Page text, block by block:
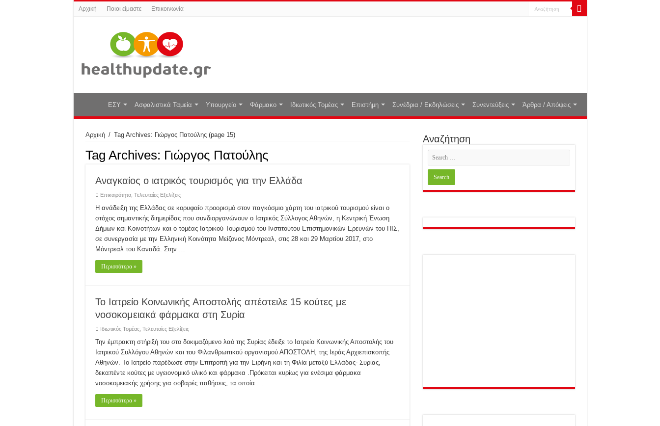
Αρχική Ποιοι είμαστε Επικοινωνία
ΕΣΥ Ασφαλιστικά Ταμεία Υπουργείο Φάρμακο Ιδιωτικός Τομέας Επιστήμη Συνέδρια / Εκδηλώσεις Συνεντεύξεις Άρθρα / Απόψεις
Αρχική / Tag Archives: Γιώργος Πατούλης(page 15)
Tag Archives: Γιώργος Πατούλης
Αναγκαίος ο ιατρικός τουρισμός για την Ελλάδα
Επικαιρότητα, Τελευταίες Εξελίξεις
Η ανάδειξη της Ελλάδας σε κορυφαίο προορισμό στον παγκόσμιο χάρτη του ιατρικού τουρισμού είναι ο
στόχος σημαντικής διημερίδας που συνδιοργανώνουν ο Ιατρικός Σύλλογος Αθηνών, η Κεντρική Ένωση
Δήμων και Κοινοτήτων και ο τομέας Ιατρικού Τουρισμού του Ινστιτούτου Επιστημονικών Ερευνών του ΠΙΣ,
σε συνεργασία με την Ελληνική Κοινότητα Μείζονος Μόντρεαλ, στις 28 και 29 Μαρτίου 2017, στο
Μόντρεαλ του Καναδά. Στην …
Περισσότερα »
Το Ιατρείο Κοινωνικής Αποστολής απέστειλε 15 κούτες με
νοσοκομειακά φάρμακα στη Συρία
Ιδιωτικός Τομέας, Τελευταίες Εξελίξεις
Την έμπρακτη στήριξή του στο δοκιμαζόμενο λαό της Συρίας έδειξε το Ιατρείο Κοινωνικής Αποστολής του
Ιατρικού Συλλόγου Αθηνών και του Φιλανθρωπικού οργανισμού ΑΠΟΣΤΟΛΗ, της Ιεράς Αρχιεπισκοπής
Αθηνών. Το Ιατρείο παρέδωσε στην Επιτροπή για την Ειρήνη και τη Φιλία μεταξύ Ελλάδας- Συρίας,
δεκαπέντε κούτες με υγειονομικό υλικό και φάρμακα .Πρόκειται κυρίως για ενέσιμα φάρμακα
νοσοκομειακής χρήσης για σοβαρές παθήσεις, τα οποία …
Περισσότερα »
Αναζήτηση